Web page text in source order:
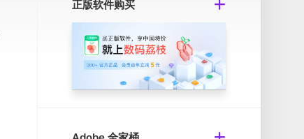
正版软件购买